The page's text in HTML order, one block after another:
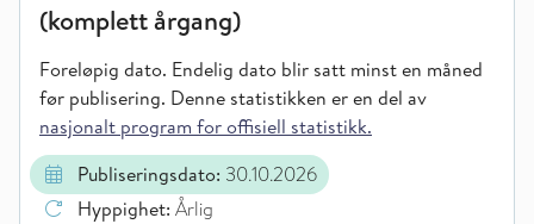
(komplett årgang)
Foreløpig dato. Endelig dato blir satt minst en måned
før publisering. Denne statistikken er en del av
nasjonalt program for offisiell statistikk.
Publiseringsdato: 30.10.2026
Hyppighet: Årlig